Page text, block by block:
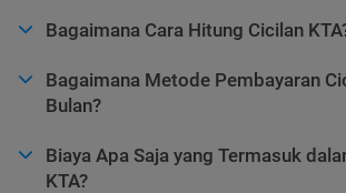
Bagaimana Cara Hitung Cicilan
Bagaimana Metode Pembayaran
Bulan?
Biaya Apa Saja yang Termasuk
KTA?